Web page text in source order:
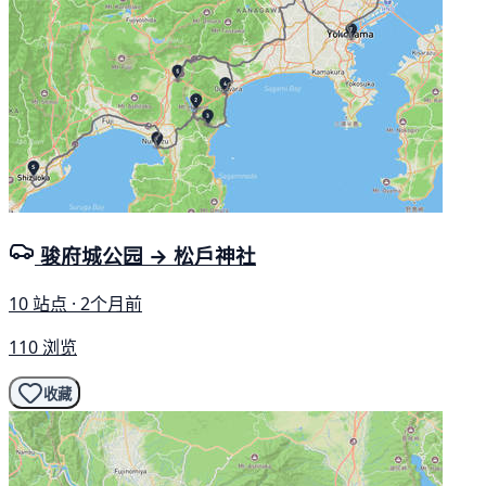
骏府城公园 → 松戶神社
10 站点 · 2个月前
110 浏览
收藏